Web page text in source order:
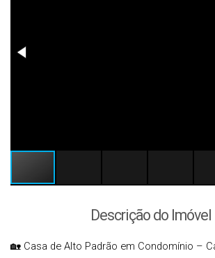
Descrição do Imóvel
🏡 Casa de Alto Padrão em Condomínio –